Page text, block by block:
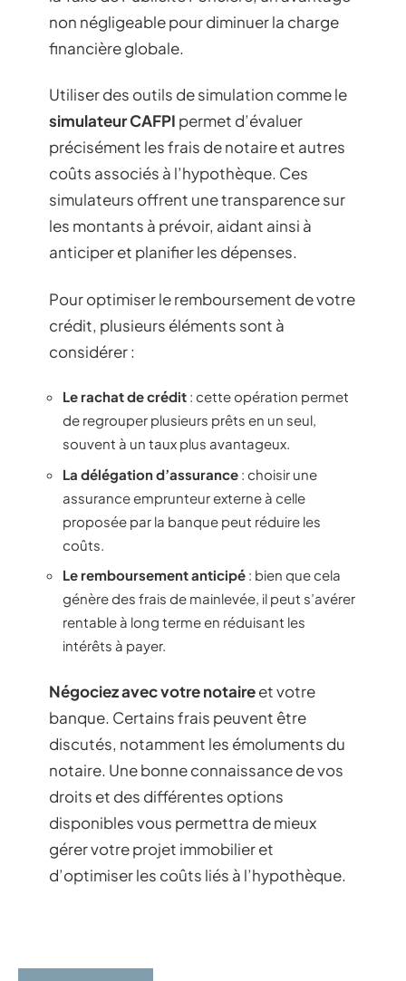
non négligeable pour diminuer la charge
financière globale.
Utiliser des outils de simulation comme le
simulateur CAFPI permet d’évaluer
précisément les frais de notaire et autres
coûts associés à l’hypothèque. Ces
simulateurs offrent une transparence sur
les montants à prévoir, aidant ainsi à
anticiper et planifier les dépenses.
Pour optimiser le remboursement de votre
crédit, plusieurs éléments sont à
considérer :
Le rachat de crédit : cette opération permet
de regrouper plusieurs prêts en un seul,
souvent à un taux plus avantageux.
La délégation d’assurance : choisir une
assurance emprunteur externe à celle
proposée par la banque peut réduire les
coûts.
Le remboursement anticipé : bien que cela
génère des frais de mainlevée, il peut s’avérer
rentable à long terme en réduisant les
intérêts à payer.
Négociez avec votre notaireet votre
banque. Certains frais peuvent être
discutés, notamment les émoluments du
notaire. Une bonne connaissance de vos
droits et des différentes options
disponibles vous permettra de mieux
gérer votre projet immobilier et
d’optimiser les coûts liés à l’hypothèque.